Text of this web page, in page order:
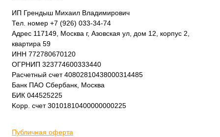
ИП Грендыш Михаил Владимирович
Тел. номер +7 (926) 033-34-74
Адрес 117149, Москва г, Азовская ул, дом 12, корпус 2,
квартира 59
ИНН 772780670120
ОГРНИП 323774600333440
Расчетный счет 40802810438000314485
Банк ПАО Сбербанк, Москва
БИК 044525225
Kорр. счет 30101810400000000225
Публичная оферта